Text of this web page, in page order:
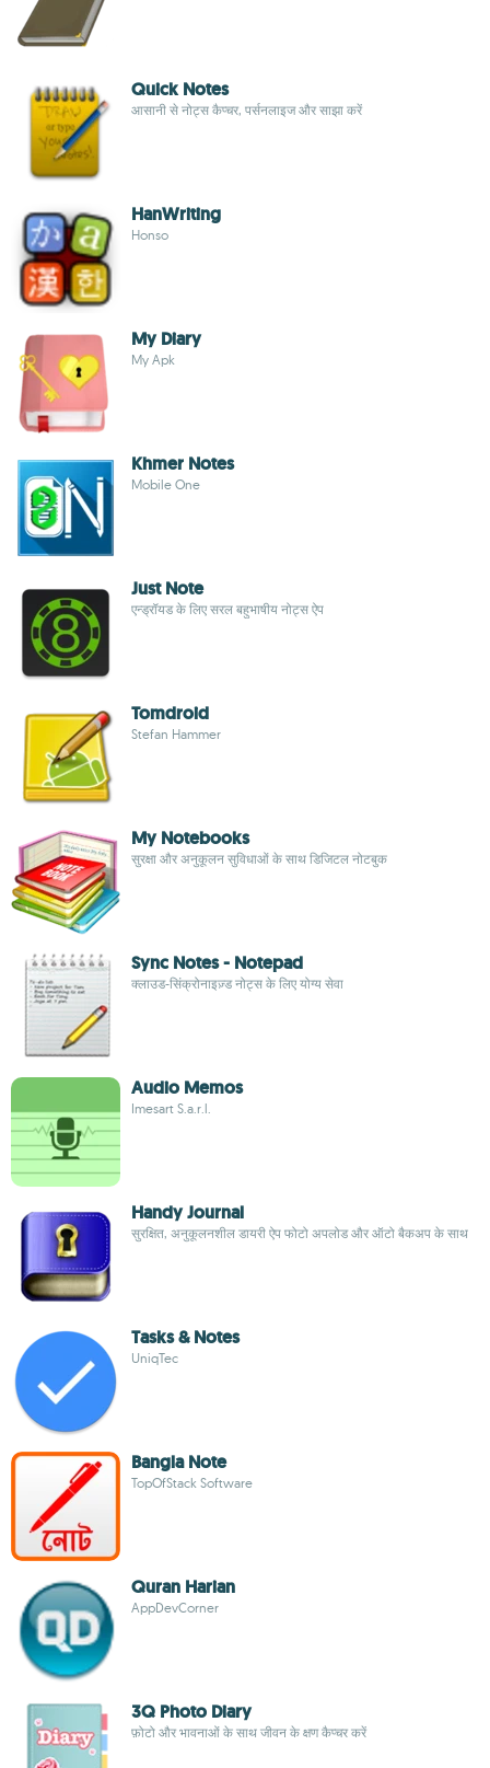
Quick Notes
आसानी से नोट्स कैप्चर, पर्सनलाइज और साझा करें
HanWriting
Honso
My Diary
My Apk
Khmer Notes
Mobile One
Just Note
एन्ड्रॉयड के लिए सरल बहुभाषीय नोट्स ऐप
Tomdroid
Stefan Hammer
My Notebooks
सुरक्षा और अनुकूलन सुविधाओं के साथ डिजिटल नोटबुक
Sync Notes - Notepad
क्लाउड-सिंक्रोनाइज़्ड नोट्स के लिए योग्य सेवा
Audio Memos
Imesart S.a.r.l.
Handy Journal
सुरक्षित, अनुकूलनशील डायरी ऐप फोटो अपलोड और ऑटो बैकअप के साथ
Tasks & Notes
UniqTec
Bangla Note
TopOfStack Software
Quran Harian
AppDevCorner
3Q Photo Diary
फ़ोटो और भावनाओं के साथ जीवन के क्षण कैप्चर करें